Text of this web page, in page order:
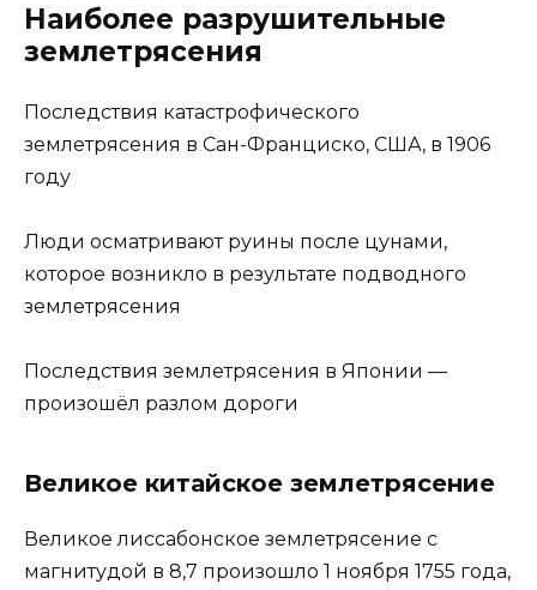
Наиболее разрушительные
землетрясения
Последствия катастрофического
землетрясения в Сан-Франциско, США, в 1906
году
Люди осматривают руины после цунами,
которое возникло в результате подводного
землетрясения
Последствия землетрясения в Японии —
произошёл разлом дороги
Великое китайское землетрясение
Великое лиссабонское землетрясение с
магнитудой в 8,7 произошло 1 ноября 1755 года,